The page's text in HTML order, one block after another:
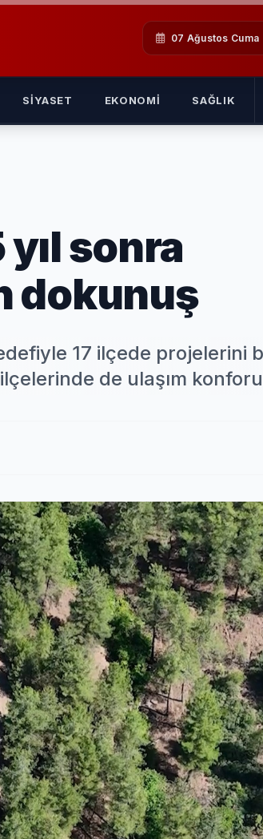
07 Ağustos Cuma
SIYASET EKONOMI SAĞLIK
sonra
dokunuş
17 ilçede projelerini
de ulaşım